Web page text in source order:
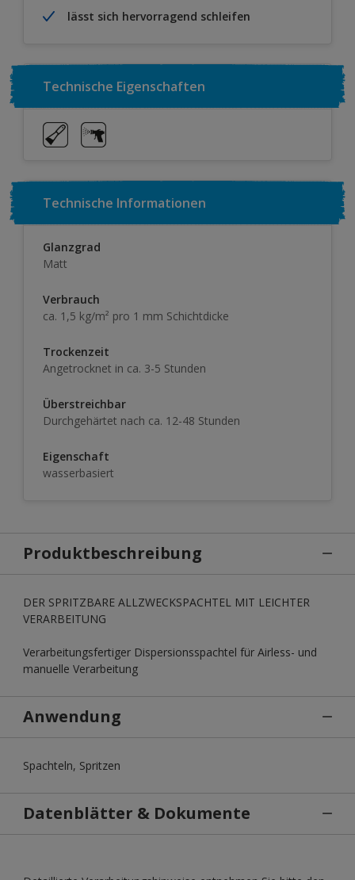
lässt sich hervorragend schleifen
Technische Eigenschaften
Technische Informationen
Glanzgrad
Matt
Verbrauch
ca. 1,5 kg/m² pro 1 mm Schichtdicke
Trockenzeit
Angetrocknet in ca. 3-5 Stunden
Überstreichbar
Durchgehärtet nach ca. 12-48 Stunden
Eigenschaft
wasserbasiert
Produktbeschreibung
DER SPRITZBARE ALLZWECKSPACHTEL MIT LEICHTER
VERARBEITUNG
Verarbeitungsfertiger Dispersionsspachtel für Airless- und
manuelle Verarbeitung
Anwendung
Spachteln, Spritzen
Datenblätter & Dokumente